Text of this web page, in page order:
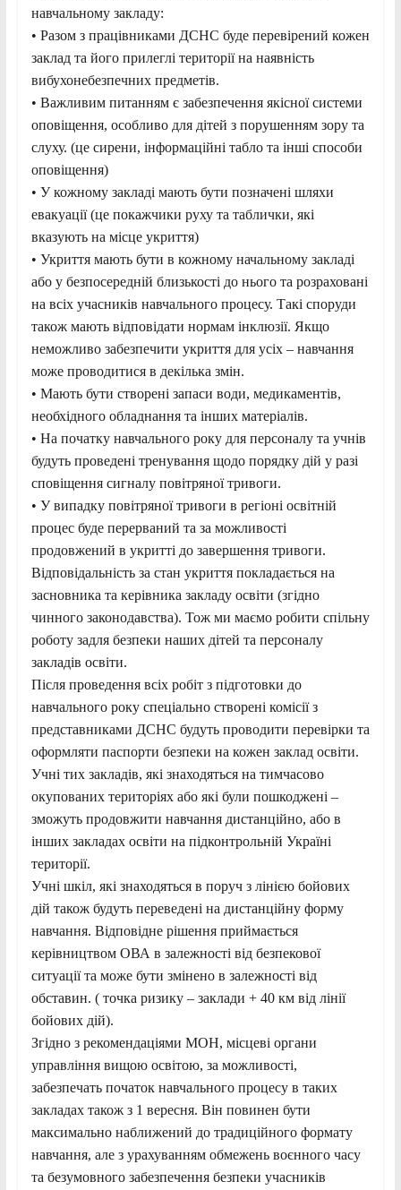
навчальному закладу:
• Разом з працівниками ДСНС буде перевірений кожен
заклад та його прилеглі території на наявність
вибухонебезпечних предметів.
• Важливим питанням є забезпечення якісної системи
оповіщення, особливо для дітей з порушенням зору та
слуху. (це сирени, інформаційні табло та інші способи
оповіщення)
• У кожному закладі мають бути позначені шляхи
евакуації (це покажчики руху та таблички, які
вказують на місце укриття)
• Укриття мають бути в кожному начальному закладі
або у безпосередній близькості до нього та розраховані
на всіх учасників навчального процесу. Такі споруди
також мають відповідати нормам інклюзії. Якщо
неможливо забезпечити укриття для усіх – навчання
може проводитися в декілька змін.
• Мають бути створені запаси води, медикаментів,
необхідного обладнання та інших матеріалів.
• На початку навчального року для персоналу та учнів
будуть проведені тренування щодо порядку дій у разі
сповіщення сигналу повітряної тривоги.
• У випадку повітряної тривоги в регіоні освітній
процес буде перерваний та за можливості
продовжений в укритті до завершення тривоги.
Відповідальність за стан укриття покладається на
засновника та керівника закладу освіти (згідно
чинного законодавства). Тож ми маємо робити спільну
роботу задля безпеки наших дітей та персоналу
закладів освіти.
Після проведення всіх робіт з підготовки до
навчального року спеціально створені комісії з
представниками ДСНС будуть проводити перевірки та
оформляти паспорти безпеки на кожен заклад освіти.
Учні тих закладів, які знаходяться на тимчасово
окупованих територіях або які були пошкоджені –
зможуть продовжити навчання дистанційно, або в
інших закладах освіти на підконтрольній Україні
території.
Учні шкіл, які знаходяться в поруч з лінією бойових
дій також будуть переведені на дистанційну форму
навчання. Відповідне рішення приймається
керівництвом ОВА в залежності від безпекової
ситуації та може бути змінено в залежності від
обставин. ( точка ризику – заклади + 40 км від лінії
бойових дій).
Згідно з рекомендаціями МОН, місцеві органи
управління вищою освітою, за можливості,
забезпечать початок навчального процесу в таких
закладах також з 1 вересня. Він повинен бути
максимально наближений до традиційного формату
навчання, але з урахуванням обмежень воєнного часу
та безумовного забезпечення безпеки учасників